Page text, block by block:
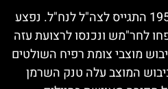
נולד ב 1938 בירושלים. ב 1955 התגייס לצה"ל לנח"ל. נפצע
לחר"מש ונכנסו לרצועת עזה
מוצבי צומת רפיח השולטים
המוצב עלה טנק השרמן